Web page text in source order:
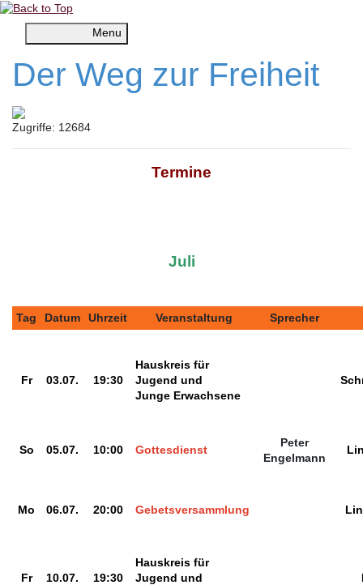
Menu
Der Weg zur Freiheit
Zugriffe: 12684
Termine
Juli
Tag Datum Uhrzeit Veranstaltung Sprecher
Fr 03.07. 19:30
Hauskreis für
Jugend und
Junge Erwachsene
So 05.07. 10:00 Gottesdienst
Peter
Engelmann
Mo 06.07. 20:00 Gebetsversammlung
Fr 10.07. 19:30
Hauskreis für
Jugend und